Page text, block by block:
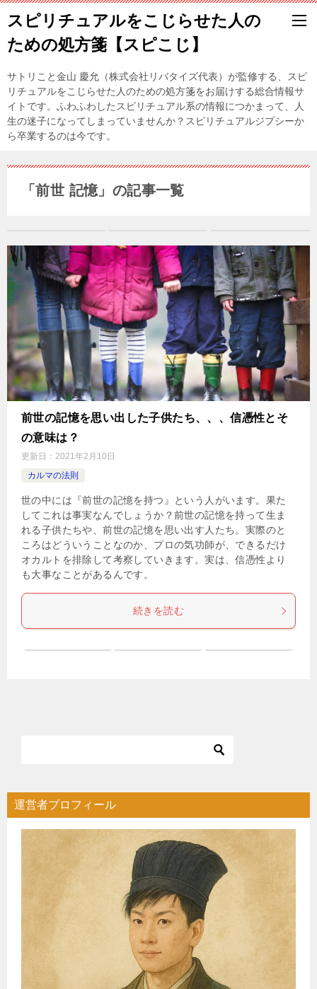
スピリチュアルをこじらせた人の
ための処方箋【スピこじ】
サトリこと金山 慶允（株式会社リバタイズ代表）が監修する、スピ
リチュアルをこじらせた人のための処方箋をお届けする総合情報サ
イトです。ふわふわしたスピリチュアル系の情報につかまって、人
生の迷子になってしまっていませんか？スピリチュアルジプシーか
ら卒業するのは今です。
「前世 記憶」の記事一覧
前世の記憶を思い出した子供たち、、、信憑性とそ
の意味は？
更新日： 2021年2月10日
カルマの法則
世の中には『前世の記憶を持つ』という人がいます。果た
してこれは事実なんでしょうか？前世の記憶を持って生ま
れる子供たちや、前世の記憶を思い出す人たち。実際のと
ころはどういうことなのか、プロの気功師が、できるだけ
オカルトを排除して考察していきます。実は、信憑性より
も大事なことがあるんです。
続きを読む
運営者プロフィール